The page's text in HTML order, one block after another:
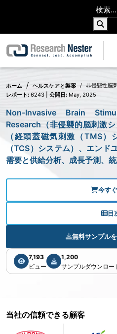
ホーム ヘルスケアと製薬
非侵襲性脳
レポート: 6243 | 公開日: May, 2025
Non-Invasive Brain
Research（非侵襲的脳刺激
（経頭蓋磁気刺激（TMS
（TCS）システム）、エンド
需要と供給分析、成長予測、
今す
目
無料サンプル
7,193
ビュー
1,200
サンプルダウンロー
当社の信頼できる顧客